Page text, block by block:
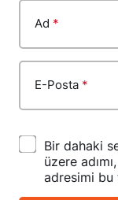
Ad *
E-Posta *
Bir dahaki
üzere
adresimi bu